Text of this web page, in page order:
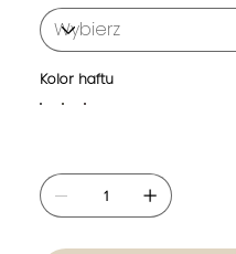
Kolor haftu